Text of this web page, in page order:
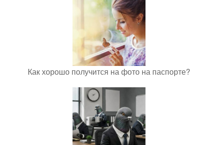
Как хорошо получится на фото на паспорте?